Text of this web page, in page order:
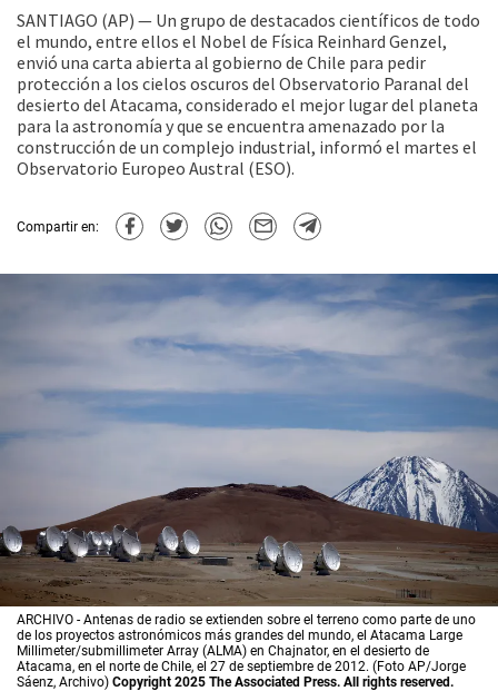
SANTIAGO (AP) — Un grupo de destacados científicos de todo
el mundo, entre ellos el Nobel de Física Reinhard Genzel,
envió una carta abierta al gobierno de Chile para pedir
protección a los cielos oscuros del Observatorio Paranal del
desierto del Atacama, considerado el mejor lugar del planeta
para la astronomía y que se encuentra amenazado por la
construcción de un complejo industrial, informó el martes el
Observatorio Europeo Austral (ESO).
Compartir en:
ARCHIVO - Antenas de radio se extienden sobre el terreno como parte de uno
de los proyectos astronómicos más grandes del mundo, el Atacama Large
Millimeter/submillimeter Array (ALMA) en Chajnator, en el desierto de
Atacama, en el norte de Chile, el 27 de septiembre de 2012. (Foto AP/Jorge
Sáenz, Archivo) Copyright 2025 The Associated Press. All rights reserved.